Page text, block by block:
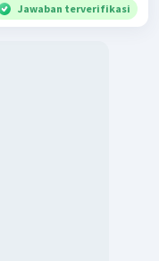
Jawaban terverifikasi